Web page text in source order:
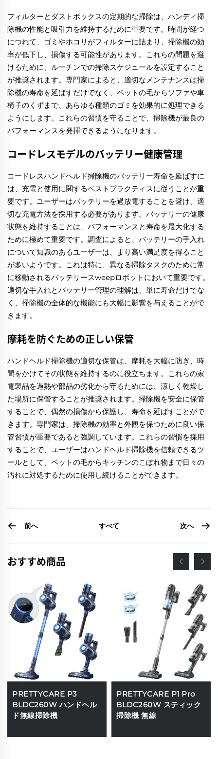
フィルターとダストボックスの定期的な掃除は、ハンディ掃
除機の性能と吸引力を維持するために重要です。時間が経つ
につれて、ゴミやホコリがフィルターに詰まり、掃除機の効
率が低下し、損傷する可能性があります。これらの問題を避
けるために、ルーチンでの掃除スケジュールを設定すること
が推奨されます。専門家によると、適切なメンテナンスは掃
除機の寿命を延ばすだけでなく、ペットの毛からソファや車
椅子のくずまで、あらゆる種類のゴミを効果的に処理できる
ようにします。これらの習慣を守ることで、掃除機が最良の
パフォーマンスを発揮できるようになります。
コードレスモデルのバッテリー健康管理
コードレスハンドヘルド掃除機のバッテリー寿命を延ばすに
は、充電と使用に関するベストプラクティスに従うことが重
要です。ユーザーはバッテリーを過放電することを避け、適
切な充電方法を採用する必要があります。バッテリーの健康
状態を維持することは、パフォーマンスと寿命を最大化する
ために極めて重要です。調査によると、バッテリーの手入れ
について知識のあるユーザーは、より高い満足度を得ること
が多いようです。これは特に、異なる掃除タスクのために常
に移動されるバッテリースweepロボットにおいて重要です。
適切な手入れとバッテリー管理の理解は、単に寿命だけでな
く、掃除機の全体的な機能にも大幅に影響を与えることがで
きます。
摩耗を防ぐための正しい保管
ハンドヘルド掃除機の適切な保管は、摩耗を大幅に防ぎ、時
間をかけてその状態を維持するのに役立ちます。これらの家
電製品を過熱や部品の劣化から守るためには、涼しく乾燥し
た場所に保管することが推奨されます。掃除機を安全に保管
することで、偶然の損傷から保護し、寿命を延ばすことがで
きます。専門家は、掃除機の効率と外観を保つために良い保
管習慣が重要であると強調しています。これらの習慣を採用
することで、ユーザーはハンドヘルド掃除機を信頼できるツ
ールとして、ペットの毛からキッチンのこぼれ物まで日々の
汚れに対処するために使用し続けることができます。
前へ すべて 次へ
おすすめ商品
PRETTYCARE P3
BLDC260W ハンドヘル
ド無線掃除機
PRETTYCARE P1 Pro
BLDC260W スティック
掃除機 無線